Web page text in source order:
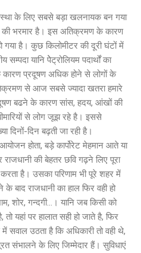
के लिए सबसे बड़ा खलनायक बन गया
भरमार है। इस अतिक्रमण के कारण
गया है। कुछ किलोमीटर की दूरी घंटों में
सम्पदा यानि पेेट्रोलियम पदार्थों का
कारण प्रदूषण अधिक होने से लोगों के
से आज सबसे ज्यादा खतरा हमारे
बढने के कारण सांस, हदय, आंखों की
से लोग जूझ रहे है। इससे
दिनों-दिन बढ़ती जा रही है।
होता, बड़े कार्पोरेट मेहमान आते या
की बेहतर छवि गढ़ने लिए पूरा
है। उसका परिणाम भी पूरे शहर में
बाद राजधानी का हाल फिर वही हो
शोर, गन्दगी...। यानि जब किसी को
तो यहां पर हालात सही हो जाते है, फिर
सवाल उठता है कि अधिकारी तो वही थे,
संभालने के लिए जिम्मेदार हैं। सुविधाएं